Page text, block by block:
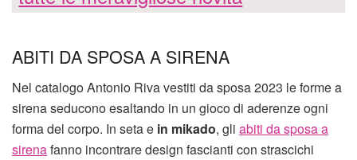
ABITI DA SPOSA A SIRENA
Nel catalogo Antonio Riva vestiti da sposa 2023 le forme a
sirena seducono esaltando in un gioco di aderenze ogni
forma del corpo. In seta e in mikado, gli abiti da sposa a
sirenafanno incontrare design fascianti con strascichi